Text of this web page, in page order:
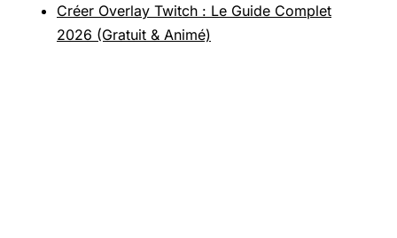
Créer Overlay Twitch : Le Guide Complet
2026 (Gratuit & Animé)